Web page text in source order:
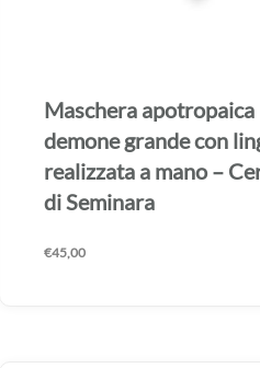
Maschera apotropaica
demone grande con
realizzata a mano –
di Seminara
€45,00